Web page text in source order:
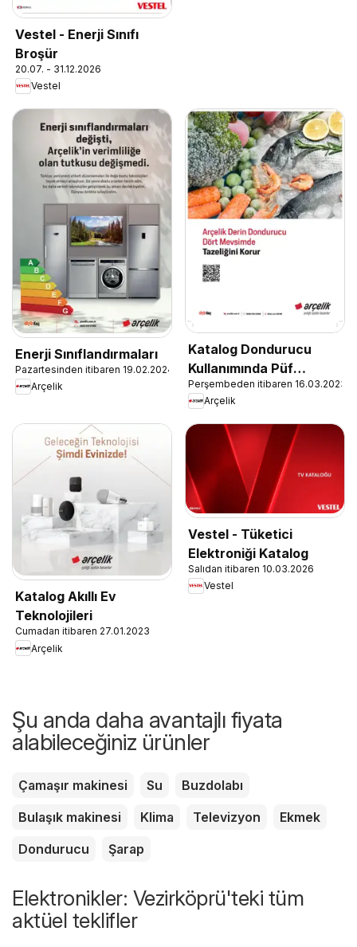
Vestel - Enerji Sınıfı
Broşür
20.07. - 31.12.2026
Vestel
Enerji Sınıflandırmaları
Pazartesinden itibaren 19.02.2024
Arçelik
Katalog Dondurucu
Kullanımında Püf
Noktaları
Perşembeden itibaren 16.03.2023
Arçelik
Katalog Akıllı Ev
Teknolojileri
Cumadan itibaren 27.01.2023
Arçelik
Vestel - Tüketici
Elektroniği Katalog
Salıdan itibaren 10.03.2026
Vestel
Şu anda daha avantajlı fiyata
alabileceğiniz ürünler
Çamaşır makinesi Su
Buzdolabı
Bulaşık makinesi
Klima Televizyon
Ekmek
Dondurucu
Şarap
Elektronikler: Vezirköprü'teki tüm
aktüel teklifler